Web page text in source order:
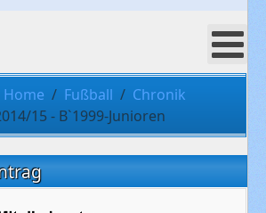
Home Fußball
Chronik
15 - B`1999-Junioren